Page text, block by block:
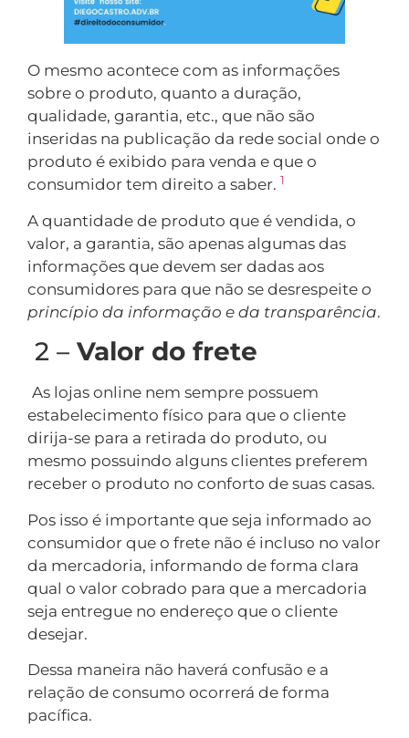
O mesmo acontece com as informações
sobre o produto, quanto a duração,
qualidade, garantia, etc., que não são
inseridas na publicação da rede social onde o
produto é exibido para venda e que o
consumidor tem direito a saber. 1
A quantidade de produto que é vendida, o
valor, a garantia, são apenas algumas das
informações que devem ser dadas aos
consumidores para que não se desrespeite o
princípio da informação e da transparência.
2 – Valor do frete
As lojas online nem sempre possuem
estabelecimento físico para que o cliente
dirija-se para a retirada do produto, ou
mesmo possuindo alguns clientes preferem
receber o produto no conforto de suas casas.
Pos isso é importante que seja informado ao
consumidor que o frete não é incluso no valor
da mercadoria, informando de forma clara
qual o valor cobrado para que a mercadoria
seja entregue no endereço que o cliente
desejar.
Dessa maneira não haverá confusão e a
relação de consumo ocorrerá de forma
pacífica.